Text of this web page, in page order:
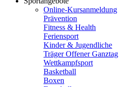
Online-Kursanmeldung
Prävention
Fitness & Health
Feriensport
Kinder & Jugendliche
Träger Offener Ganztag
Wettkampfsport
Basketball
Boxen